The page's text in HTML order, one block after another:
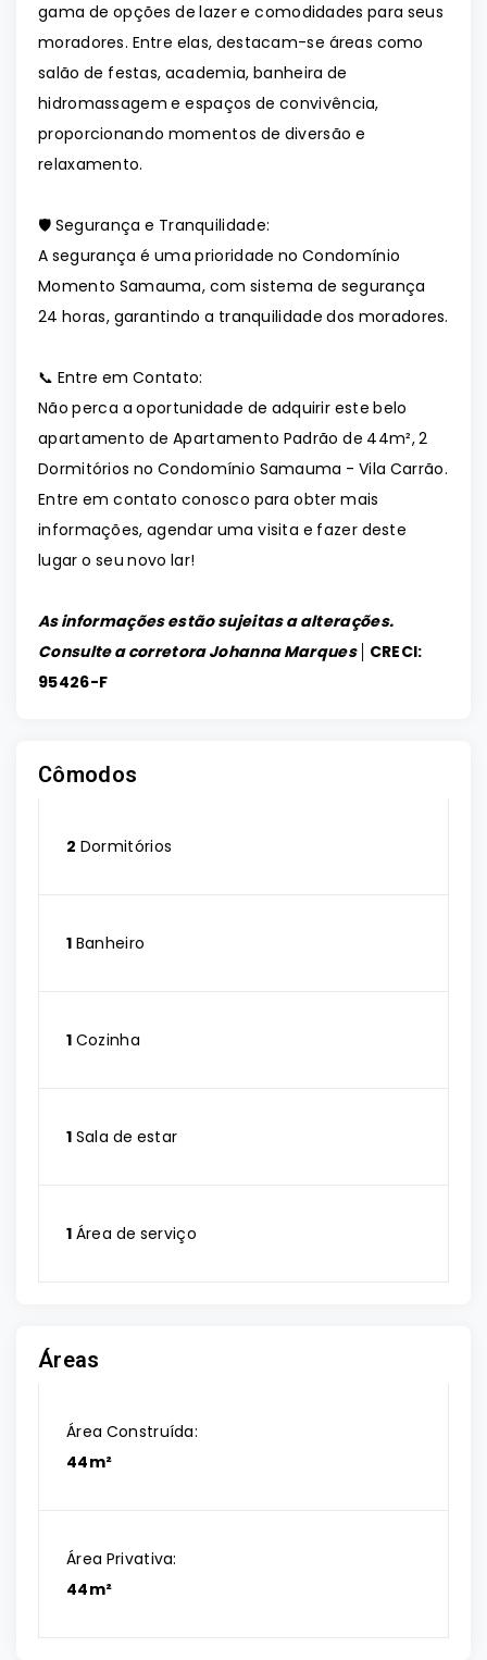
gama de opções de lazer e comodidades para seus
moradores. Entre elas, destacam-se áreas como
salão de festas, academia, banheira de
hidromassagem e espaços de convivência,
proporcionando momentos de diversão e
relaxamento.
🛡️ Segurança e Tranquilidade:
A segurança é uma prioridade no Condomínio
Momento Samauma, com sistema de segurança
24 horas, garantindo a tranquilidade dos moradores.
📞 Entre em Contato:
Não perca a oportunidade de adquirir este belo
apartamento de Apartamento Padrão de 44m², 2
Dormitórios no Condomínio Samauma - Vila Carrão.
Entre em contato conosco para obter mais
informações, agendar uma visita e fazer deste
lugar o seu novo lar!
As informações estão sujeitas a alterações.
Consulte a corretora Johanna Marques │ CRECI:
95426-F
Cômodos
2 Dormitórios
1 Banheiro
1 Cozinha
1 Sala de estar
1 Área de serviço
Áreas
Área Construída:
44m²
Área Privativa:
44m²